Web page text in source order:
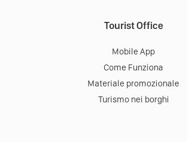
Tourist Office
Mobile App
Come Funziona
Materiale promozionale
Turismo nei borghi